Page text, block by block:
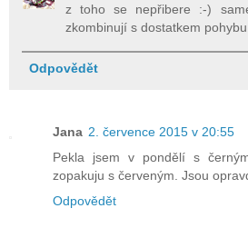
z toho se nepřibere :-)
zkombinují s dostatkem
Odpovědět
Jana 2. července 2015 v 20:55
Pekla jsem v pondělí s
zopakuju s červeným. Jsou
Odpovědět